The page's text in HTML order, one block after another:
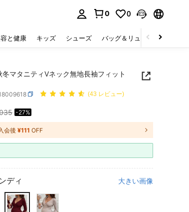
0 0
と健康 キッズ シューズ バッグ＆リュック
冬マタニティVネック無地長袖フィット
(43 レビュー)
AVAILABILITY
-27%
入会後 ¥111 OFF
ディ 大きい画像